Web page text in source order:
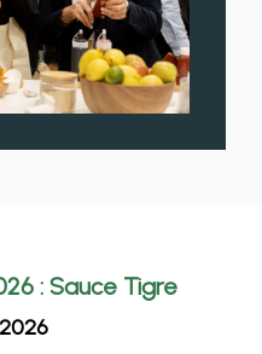
: Sauce Tigre